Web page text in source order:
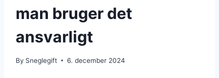
man bruger det
ansvarligt
By Sneglegift 6. december 2024